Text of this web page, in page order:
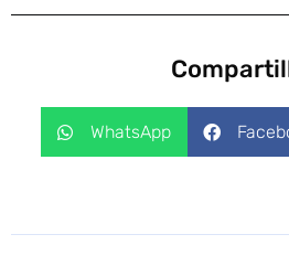
WhatsApp